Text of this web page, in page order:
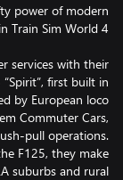
power of modern
services with their
first built in
by European loco
Commuter Cars,
pull operations.
F125, they make
suburbs and rural